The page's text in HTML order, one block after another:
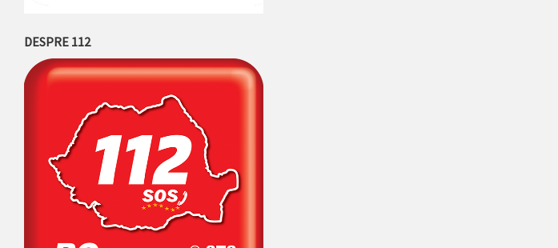
DESPRE 112